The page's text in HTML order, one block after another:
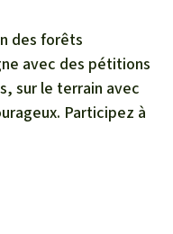
des forêts
avec des pétitions
sur le terrain avec
Participez à